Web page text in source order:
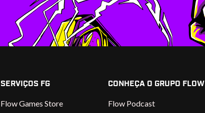
SERVIÇOS FG
Flow Games Store
CONHEÇA O GRUPO FLOW
Flow Podcast